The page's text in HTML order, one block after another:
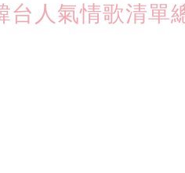
台人氣情歌清單